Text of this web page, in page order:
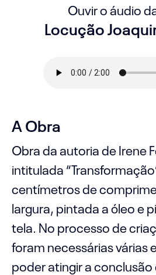
Ouvir o áudio
Locução
A Obra
Obra da autoria de Irene
intitulada
centímetros de
largura, pintada a óleo e
tela. No processo de
foram necessárias várias
poder atingir a